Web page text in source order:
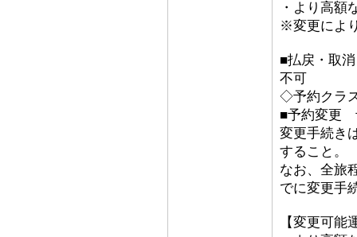
・より高額
※変更によ
■払戻・取消
不可
◇予約クラ
■予約変更
変更手続き
すること。
なお、全旅
でに変更手
【変更可能